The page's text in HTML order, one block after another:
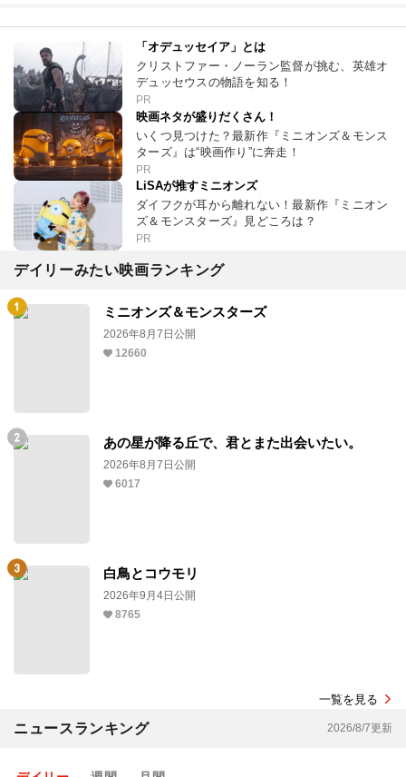
「オデュッセイア」とは
クリストファー・ノーラン監督が挑む、英雄オ
デュッセウスの物語を知る！
PR
映画ネタが盛りだくさん！
いくつ見つけた？最新作『ミニオンズ＆モンス
ターズ』は“映画作り”に奔走！
PR
LiSAが推すミニオンズ
ダイフクが耳から離れない！最新作『ミニオン
ズ＆モンスターズ』見どころは？
PR
デイリーみたい映画ランキング
ミニオンズ＆モンスターズ
2026年8月7日公開
12660
あの星が降る丘で、君とまた出会いたい。
2026年8月7日公開
6017
白鳥とコウモリ
2026年9月4日公開
8765
一覧を見る
ニュースランキング 2026/8/7更新